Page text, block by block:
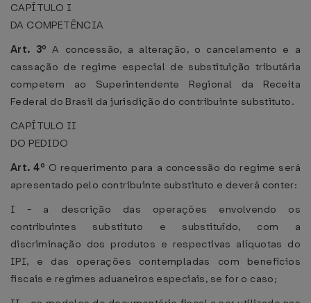
CAPÍTULO I
DA COMPETÊNCIA
Art. 3ºA concessão, a alteração, o cancelamento e a
cassação de regime especial de substituição tributária
competem ao Superintendente Regional da Receita
Federal do Brasil da jurisdição do contribuinte substituto.
CAPÍTULO II
DO PEDIDO
Art. 4º O requerimento para a concessão do regime será
apresentado pelo contribuinte substituto e deverá conter:
I - a descrição das operações envolvendo os
contribuintes substituto e substituído, com a
discriminação dos produtos e respectivas alíquotas do
IPI, e das operações contempladas com benefícios
fiscais e regimes aduaneiros especiais, se for o caso;